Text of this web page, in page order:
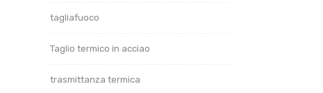
tagliafuoco
Taglio termico in acciao
trasmittanza termica